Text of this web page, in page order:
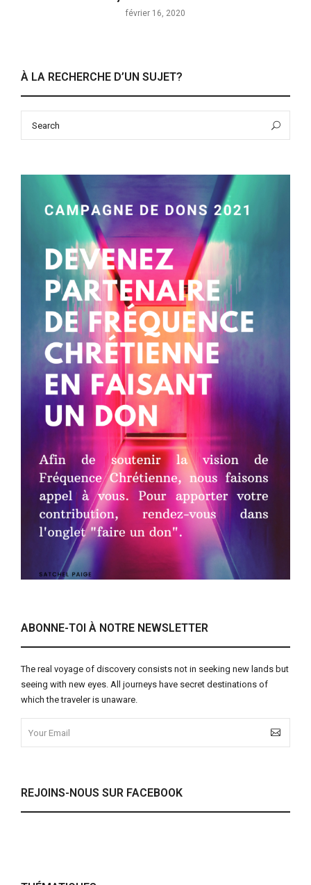
février 16, 2020
À LA RECHERCHE D’UN SUJET?
ABONNE-TOI À NOTRE NEWSLETTER
The real voyage of discovery consists not in seeking new lands but
seeing with new eyes. All journeys have secret destinations of
which the traveler is unaware.
REJOINS-NOUS SUR FACEBOOK